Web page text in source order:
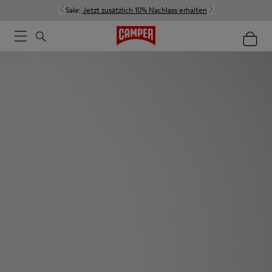
Sale: Jetzt zusätzlich 10% Nachlass erhalten